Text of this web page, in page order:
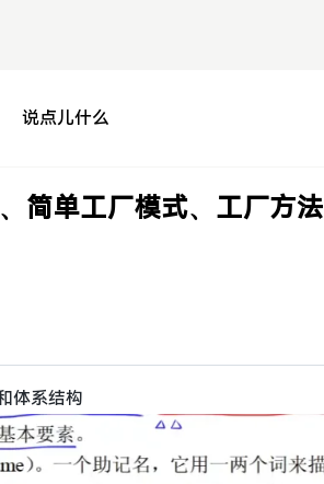
说点儿什么
简单工厂模式、工厂方法
体系结构